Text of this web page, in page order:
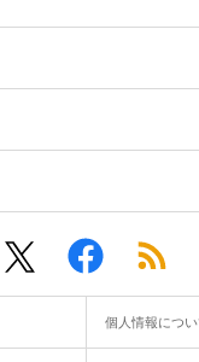
個人情報につい